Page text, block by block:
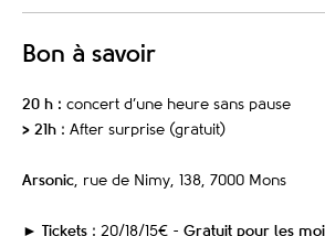
Bon à savoir
20 h : concert d’une heure sans pause
> 21h : After surprise (gratuit)
Arsonic, rue de Nimy, 138, 7000 Mons
► Tickets : 20/18/15€ - Gratuit pour les